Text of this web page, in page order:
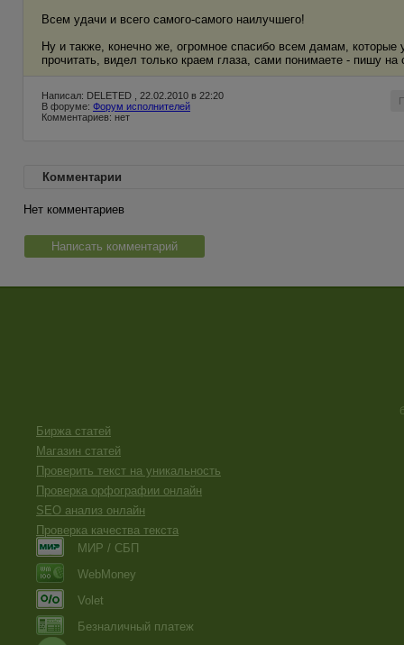
Всем удачи и всего самого-самого наилучшего!
Ну и также, конечно же, огромное спасибо всем дамам,
прочитать, видел только краем глаза, сами понимаете - пишу на
Написал: DELETED , 22.02.2010 в 22:20
В форуме: Форум исполнителей
Комментариев: нет
Комментарии
Нет комментариев
Написать комментарий
Биржа статей
Магазин статей
Проверить текст на уникальность
Проверка орфографии онлайн
SEO анализ онлайн
Проверка качества текста
МИР / СБП
WebMoney
Volet
Безналичный платеж